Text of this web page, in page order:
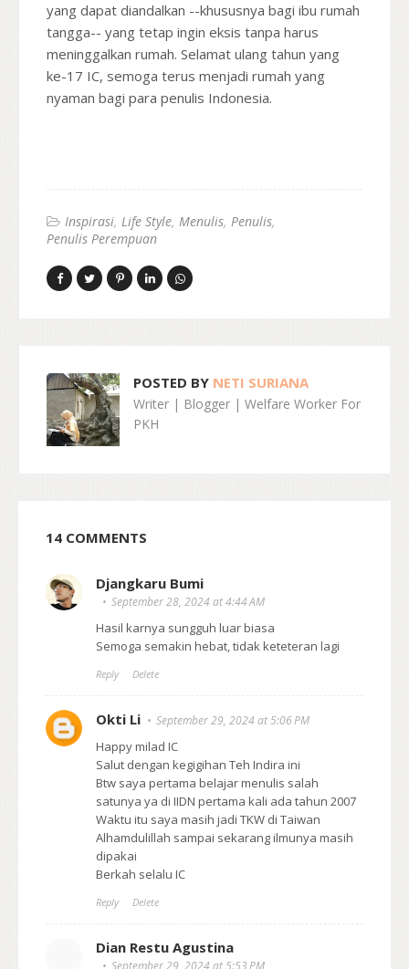
yang dapat diandalkan --khususnya bagi ibu rumah
tangga-- yang tetap ingin eksis tanpa harus
meninggalkan rumah. Selamat ulang tahun yang
ke-17 IC, semoga terus menjadi rumah yang
nyaman bagi para penulis Indonesia.
Inspirasi Life Style Menulis Penulis
Penulis Perempuan
POSTED BY NETI SURIANA
Writer | Blogger | Welfare Worker For
PKH
14 COMMENTS
Djangkaru Bumi
September 28, 2024 at 4:44 AM
Hasil karnya sungguh luar biasa
Semoga semakin hebat, tidak keteteran lagi
Reply Delete
Okti Li September 29, 2024 at 5:06 PM
Happy milad IC
Salut dengan kegigihan Teh Indira ini
Btw saya pertama belajar menulis salah
satunya ya di IIDN pertama kali ada tahun 2007
Waktu itu saya masih jadi TKW di Taiwan
Alhamdulillah sampai sekarang ilmunya masih
dipakai
Berkah selalu IC
Reply Delete
Dian Restu Agustina